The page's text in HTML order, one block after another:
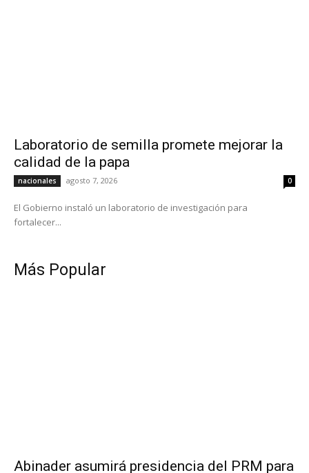
Laboratorio de semilla promete mejorar la
calidad de la papa
nacionales agosto 7, 2026 0
El Gobierno instaló un laboratorio de investigación para
fortalecer...
Más Popular
Abinader asumirá presidencia del PRM para